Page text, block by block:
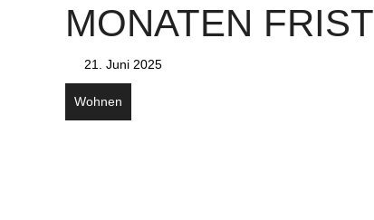
MONATEN FRIST
21. Juni 2025
Wohnen